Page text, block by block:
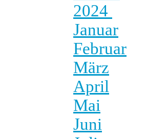
2024
Januar
Februar
März
April
Mai
Juni